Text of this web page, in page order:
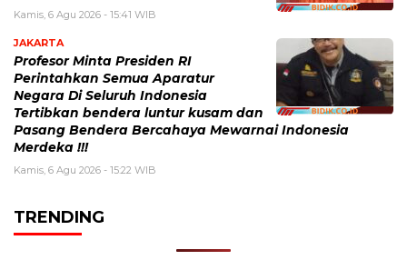
Kamis, 6 Agu 2026 - 15:41 WIB
JAKARTA
Profesor Minta Presiden RI
Perintahkan Semua Aparatur
Negara Di Seluruh Indonesia
Tertibkan bendera luntur kusam dan
Pasang Bendera Bercahaya Mewarnai Indonesia
Merdeka !!!
Kamis, 6 Agu 2026 - 15:22 WIB
TRENDING